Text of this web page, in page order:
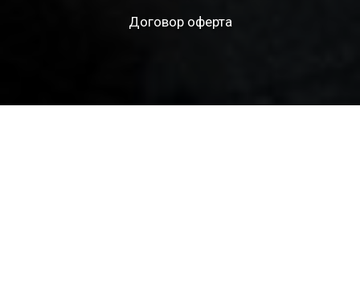
Договор оферта